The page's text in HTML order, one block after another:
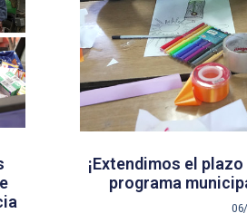
¡Extendimos el
programa